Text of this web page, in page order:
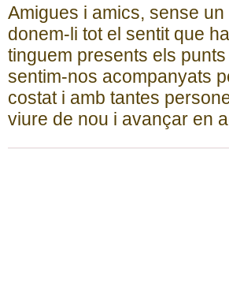
Amigues i amics, sense
donem-li tot el sentit que
tinguem presents els
sentim-nos acompanyats
costat i amb tantes
viure de nou i avançar en